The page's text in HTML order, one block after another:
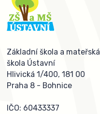
Základní škola a mateřská
škola Ústavní
Hlivická 1/400, 181 00
Praha 8 - Bohnice
IČO: 60433337